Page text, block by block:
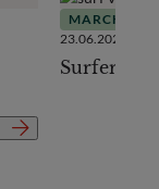
MARCHÉS
23.06.2026
Surfer sur